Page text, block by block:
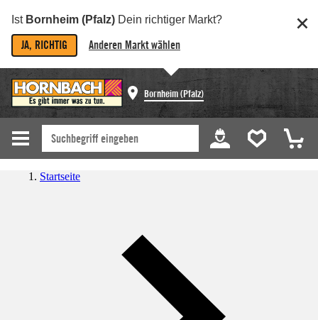
Ist Bornheim (Pfalz) Dein richtiger Markt?
JA, RICHTIG Anderen Markt wählen
Bornheim (Pfalz)
Startseite